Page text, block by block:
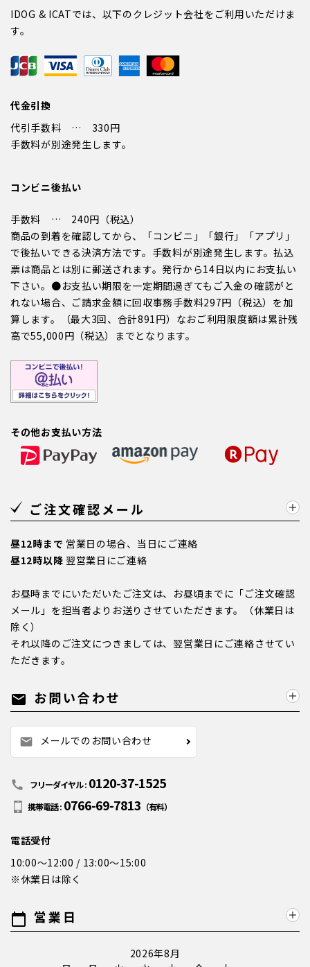
IDOG & ICATでは、以下のクレジット会社をご利用いただけま
す。
代金引換
代引手数料 … 330円
手数料が別途発生します。
コンビニ後払い
手数料 … 240円（税込）
商品の到着を確認してから、「コンビニ」「銀行」「アプリ」
で後払いできる決済方法です。手数料が別途発生します。払込
票は商品とは別に郵送されます。発行から14日以内にお支払い
下さい。●お支払い期限を一定期間過ぎてもご入金の確認がと
れない場合、ご請求金額に回収事務手数料297円（税込）を加
算します。（最大3回、合計891円）なおご利用限度額は累計残
高で55,000円（税込）までとなります。
その他お支払い方法
ご注文確認メール
昼12時まで 営業日の場合、当日にご連絡
昼12時以降 翌営業日にご連絡
お昼時までにいただいたご注文は、お昼頃までに「ご注文確認
メール」を担当者よりお送りさせていただきます。（休業日は
除く）
それ以降のご注文につきましては、翌営業日にご連絡させてい
ただきます。
mail お問い合わせ
mail メールでのお問い合わせ
call フリーダイヤル : 0120-37-1525
携帯電話 : 0766-69-7813 （有料）
電話受付
10:00～12:00 / 13:00～15:00
※休業日は除く
calendar_today 営業日
2026年8月